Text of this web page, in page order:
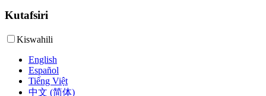
Kutafsiri
Kiswahili
English
Español
Tiếng Việt
中文 (简体)